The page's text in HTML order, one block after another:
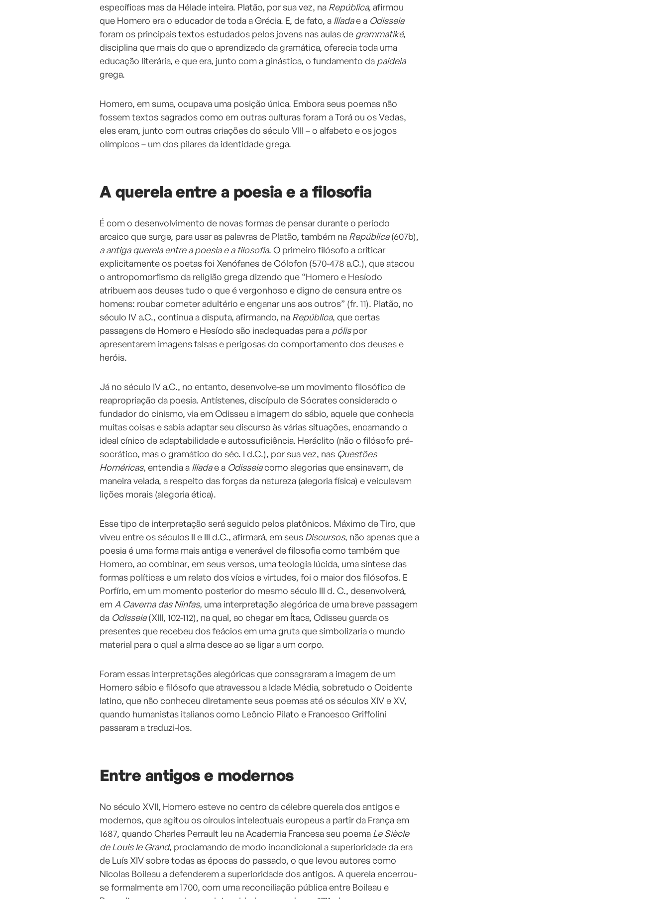
específicas mas da Hélade inteira. Platão, por sua vez, na República, afirmou
que Homero era o educador de toda a Grécia. E, de fato, a Ilíadae a Odisseia
foram os principais textos estudados pelos jovens nas aulas de grammatiké,
disciplina que mais do que o aprendizado da gramática, oferecia toda uma
educação literária, e que era, junto com a ginástica, o fundamento da paideia
grega.
Homero, em suma, ocupava uma posição única. Embora seus poemas não
fossem textos sagrados como em outras culturas foram a Torá ou os Vedas,
eles eram, junto com outras criações do século VIII – o alfabeto e os jogos
olímpicos – um dos pilares da identidade grega.
A querela entre a poesia e a filosofia
É com o desenvolvimento de novas formas de pensar durante o período
arcaico que surge, para usar as palavras de Platão, também na República(607b),
a antiga querela entre a poesia e a filosofia. O primeiro filósofo a criticar
explicitamente os poetas foi Xenófanes de Cólofon (570-478 a.C.), que atacou
o antropomorfismo da religião grega dizendo que “Homero e Hesíodo
atribuem aos deuses tudo o que é vergonhoso e digno de censura entre os
homens: roubar cometer adultério e enganar uns aos outros” (fr. 11). Platão, no
século IV a.C., continua a disputa, afirmando, na República, que certas
passagens de Homero e Hesíodo são inadequadas para a pólispor
apresentarem imagens falsas e perigosas do comportamento dos deuses e
heróis.
Já no século IV a.C., no entanto, desenvolve-se um movimento filosófico de
reapropriação da poesia. Antístenes, discípulo de Sócrates considerado o
fundador do cinismo, via em Odisseu a imagem do sábio, aquele que conhecia
muitas coisas e sabia adaptar seu discurso às várias situações, encarnando o
ideal cínico de adaptabilidade e autossuficiência. Heráclito (não o filósofo pré-
socrático, mas o gramático do séc. I d.C.), por sua vez, nas Questões
Homéricas, entendia a Ilíadae a Odisseiacomo alegorias que ensinavam, de
maneira velada, a respeito das forças da natureza (alegoria física) e veiculavam
lições morais (alegoria ética).
Esse tipo de interpretação será seguido pelos platônicos. Máximo de Tiro, que
viveu entre os séculos II e III d.C., afirmará, em seus Discursos, não apenas que a
poesia é uma forma mais antiga e venerável de filosofia como também que
Homero, ao combinar, em seus versos, uma teologia lúcida, uma síntese das
formas políticas e um relato dos vícios e virtudes, foi o maior dos filósofos. E
Porfírio, em um momento posterior do mesmo século III d. C., desenvolverá,
em A Caverna das Ninfas, uma interpretação alegórica de uma breve passagem
da Odisseia(XIII, 102-112), na qual, ao chegar em Ítaca, Odisseu guarda os
presentes que recebeu dos feácios em uma gruta que simbolizaria o mundo
material para o qual a alma desce ao se ligar a um corpo.
Foram essas interpretações alegóricas que consagraram a imagem de um
Homero sábio e filósofo que atravessou a Idade Média, sobretudo o Ocidente
latino, que não conheceu diretamente seus poemas até os séculos XIV e XV,
quando humanistas italianos como Leôncio Pilato e Francesco Griffolini
passaram a traduzi-los.
Entre antigos e modernos
No século XVII, Homero esteve no centro da célebre querela dos antigos e
modernos, que agitou os círculos intelectuais europeus a partir da França em
1687, quando Charles Perrault leu na Academia Francesa seu poema Le Siècle
de Louis le Grand, proclamando de modo incondicional a superioridade da era
de Luís XIV sobre todas as épocas do passado, o que levou autores como
Nicolas Boileau a defenderem a superioridade dos antigos. A querela encerrou-
se formalmente em 1700, com uma reconciliação pública entre Boileau e